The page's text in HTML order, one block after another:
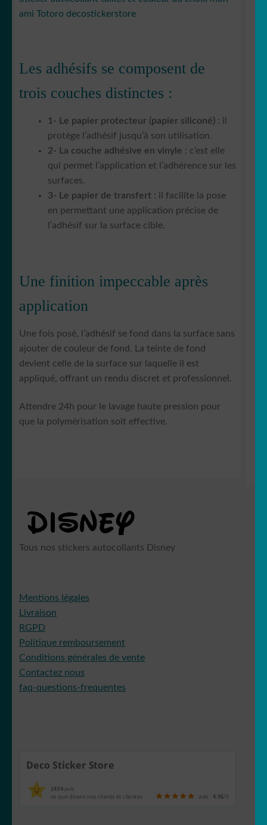
ami Totoro decostickerstore
Les adhésifs se composent de
trois couches distinctes :
1- Le papier protecteur (papier siliconé) : il
protège l’adhésif jusqu’à son utilisation.
2- La couche adhésive en vinyle : c’est elle
qui permet l’application et l’adhérence sur les
surfaces.
3- Le papier de transfert : il facilite la pose
en permettant une application précise de
l’adhésif sur la surface cible.
Une finition impeccable après
application
Une fois posé, l’adhésif se fond dans la surface sans
ajouter de couleur de fond. La teinte de fond
devient celle de la surface sur laquelle il est
appliqué, offrant un rendu discret et professionnel.
Attendre 24h pour le lavage haute pression pour
que la polymérisation soit effective.
Tous nos stickers autocollants Disney
Mentions légales
Livraison
RGPD
Politique remboursement
Conditions générales de vente
Contactez nous
faq-questions-frequentes
Deco Sticker Store
2434avis
ce que disent nos clients et clientes avis 4.96/5